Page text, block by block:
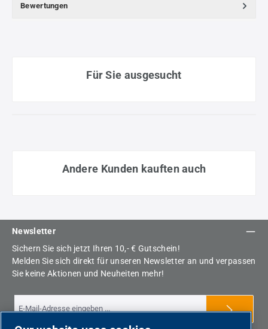
Bewertungen
Für Sie ausgesucht
Andere Kunden kauften auch
Newsletter
Sichern Sie sich jetzt Ihren 10,- € Gutschein!
Melden Sie sich direkt für unseren Newsletter an und verpassen
Sie keine Aktionen und Neuheiten mehr!